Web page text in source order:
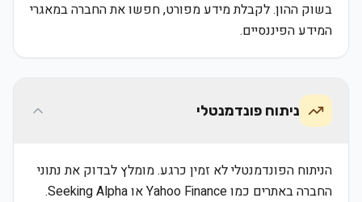
בשוק ההון. לקבלת מידע מפורט, חפשו את החברה במאגרי
המידע הפיננסיים.
ניתוח פונדמנטלי
הניתוח הפונדמנטלי לא זמין כרגע. מומלץ לבדוק את נתוני
החברה באתרים כמו Yahoo Finance או Seeking Alpha.